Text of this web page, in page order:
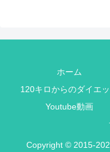
ホーム
120キロからのダイエッ
Youtube動画
Copyright © 2015-